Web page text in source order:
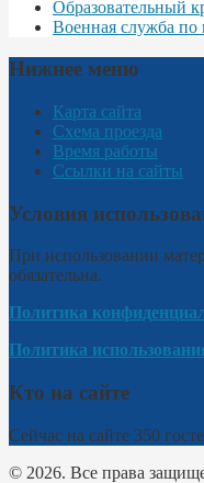
Образовательный
Военная служба по
Нижнее меню
Карта сайта
Схема проезда
Время работы
Ссылки на сайты
Условия
При использовании
обязательна.
Политика
Политика
Кто на сайте
Сейчас на сайте 350
© 2026. Все права